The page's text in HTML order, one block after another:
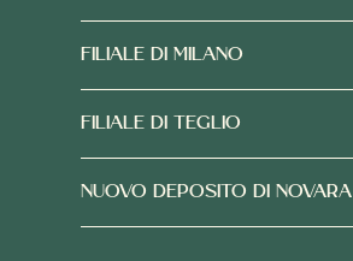
FILIALE DI MILANO
FILIALE DI TEGLIO
NUOVO DEPOSITO DI NOVARA